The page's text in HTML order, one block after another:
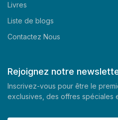
Livres
Liste de blogs
Contactez Nous
Rejoignez notre
Inscrivez-vous pour être le
exclusives, des offres spéciales